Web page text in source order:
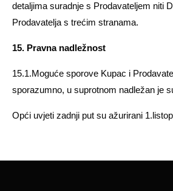
detaljima suradnje s Prodavateljem niti
Prodavatelja s trećim stranama.
15. Pravna nadležnost
15.1.Moguće sporove Kupac i
sporazumno, u suprotnom nadležan je
Opći uvjeti zadnji put su ažurirani